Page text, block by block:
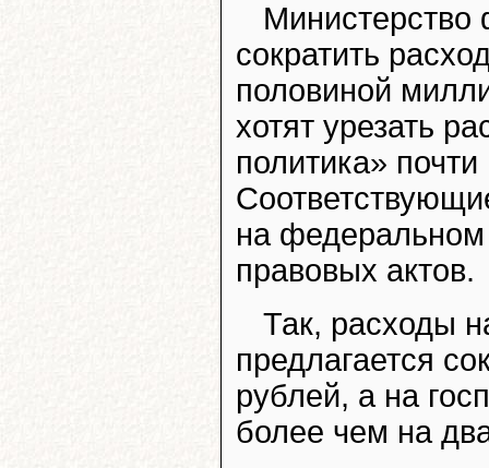
Министерство
сократить
половиной
хотят урезать
политика»
на федеральном
правовых актов.
Так, расходы
предлагается
рублей, а на
более чем на